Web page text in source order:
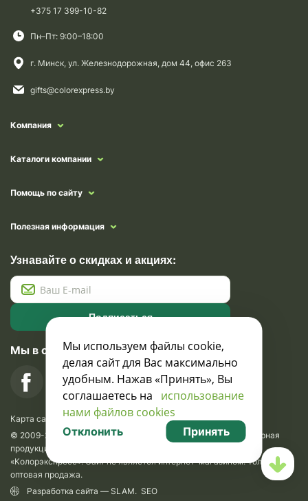
+375 17 399-10-82
Пн–Пт: 9:00–18:00
г. Минск, ул. Железнодорожная, дом 44, офис 263
gifts@colorexpress.by
Компания
Каталоги компании
Помощь по сайту
Полезная информация
Узнавайте о скидках и акциях:
Подписаться
Мы в социальных сетях
Карта сайта
© 2009-2026 Krasavik.by. Сувениры оптом. Рекламно-сувенирная
продукция и сувениры с логотипом. УНН 100873745, ООО
«Колорэкспресс». Сайт не является интернет-магазином. Только
оптовая продажа.
Разработка сайта — SLAM. SEO
Мы используем файлы cookie,
делая сайт для Вас максимально
удобным. Нажав «Принять», Вы
соглашаетесь на использование
нами файлов cookies
Отклонить Принять